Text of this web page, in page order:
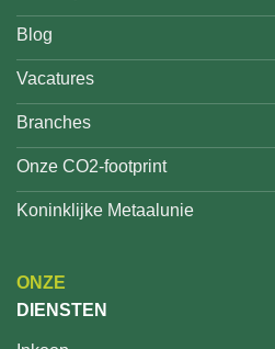
Blog
Vacatures
Branches
Onze CO2-footprint
Koninklijke Metaalunie
ONZE
DIENSTEN